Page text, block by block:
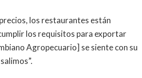
los restaurantes están
los requisitos para exportar
Agropecuario] se siente con su